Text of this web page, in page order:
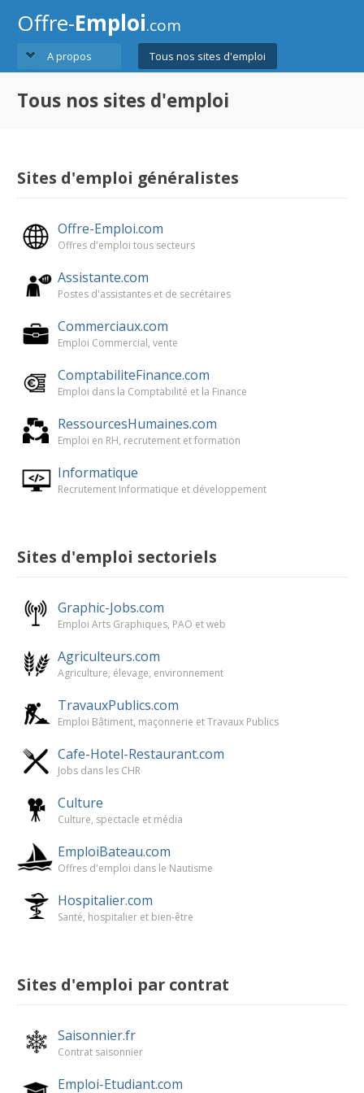
Offre-Emploi.com
A propos Tous nos sites d'emploi
Tous nos sites d'emploi
Sites d'emploi généralistes
Offre-Emploi.com
Offres d'emploi tous secteurs
Assistante.com
Postes d'assistantes et de secrétaires
Commerciaux.com
Emploi Commercial, vente
ComptabiliteFinance.com
Emploi dans la Comptabilité et la Finance
RessourcesHumaines.com
Emploi en RH, recrutement et formation
Informatique
Recrutement Informatique et développement
Sites d'emploi sectoriels
Graphic-Jobs.com
Emploi Arts Graphiques, PAO et web
Agriculteurs.com
Agriculture, élevage, environnement
TravauxPublics.com
Emploi Bâtiment, maçonnerie et Travaux Publics
Cafe-Hotel-Restaurant.com
Jobs dans les CHR
Culture
Culture, spectacle et média
EmploiBateau.com
Offres d'emploi dans le Nautisme
Hospitalier.com
Santé, hospitalier et bien-être
Sites d'emploi par contrat
Saisonnier.fr
Contrat saisonnier
Emploi-Etudiant.com